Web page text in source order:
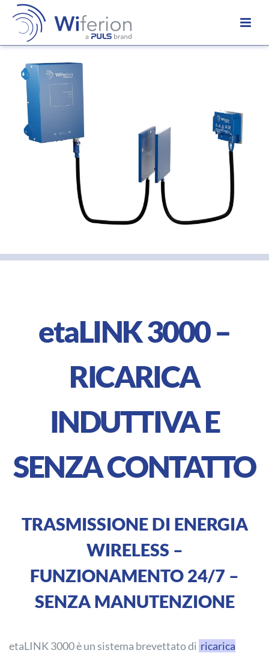
etaLINK 3000 –
RICARICA
INDUTTIVA E
SENZA CONTATTO
TRASMISSIONE DI ENERGIA
WIRELESS –
FUNZIONAMENTO 24/7 –
SENZA MANUTENZIONE
etaLINK 3000 è un sistema brevettato di ricarica